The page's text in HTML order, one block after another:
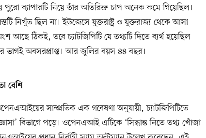
পুরো ব্যাপারটি নিয়ে তাঁর অতিরিক্ত চাপ অনেক কমে গিয়েছিল।
নিখুঁত ছিল না। ইউজেসে যুক্তরাষ্ট্র ও যুক্তরাজ্য থেকে আসা
আছে ঠিকই, তবে চ্যাটজিপিটি যে তথ্যটি দিতে ব্যর্থ হয়েছিল
ভাগই অবসরপ্রাপ্ত। আর জুলির বয়স ৪৪ বছর।
বেশি
ওপেনএআইয়ের সাম্প্রতিক এক গবেষণা অনুযায়ী, চ্যাটজিপিটিতে
বিভাগে পড়ে। ওপেনএআই এটিকে ‘সিদ্ধান্ত নিতে তথ্য খোঁজা